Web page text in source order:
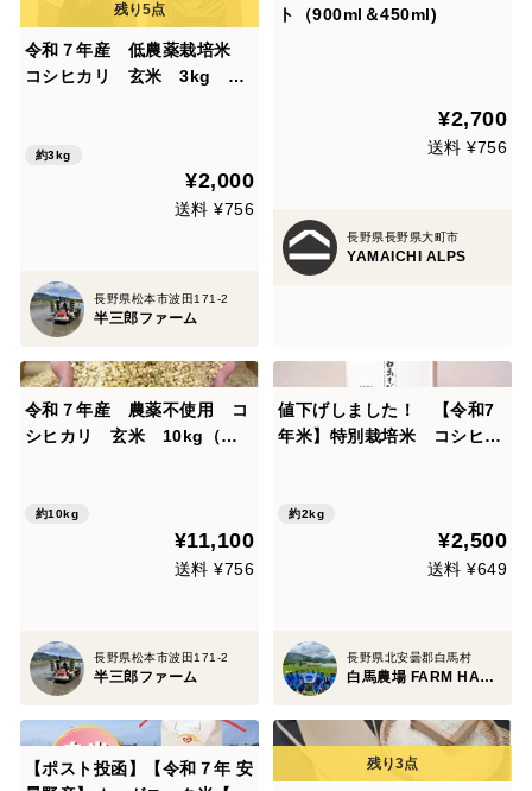
令和７年産 低農薬栽培米
コシヒカリ 玄米 3kg 贈
約3kg
¥2,000
送料 ¥756
長野県松本市波田171-2
半三郎ファーム
ト（900ml＆450ml)
¥2,700
送料 ¥756
長野県長野県大町市
YAMAICHI ALPS
令和７年産 農薬不使用 コ
シヒカリ 玄米 10kg（真
約10kg
¥11,100
送料 ¥756
長野県松本市波田171-2
半三郎ファーム
値下げしました！ 【令和7
年米】特別栽培米 コシヒカ
約2kg
¥2,500
送料 ¥649
長野県北安曇郡白馬村
白馬農場 FARM HAKUBA
【ポスト投函】【令和７年 安